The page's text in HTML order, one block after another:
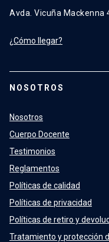
Avda. Vicuña Mackenna
¿Cómo llegar?
NOSOTROS
Nosotros
Cuerpo Docente
Testimonios
Reglamentos
Políticas de calidad
Políticas de privacidad
Políticas de retiro y
Tratamiento y protección